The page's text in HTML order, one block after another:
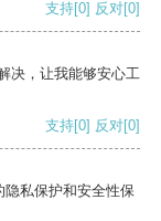
支持[0] 反对[0]
决，让我能够安心工
支持[0] 反对[0]
私保护和安全性保